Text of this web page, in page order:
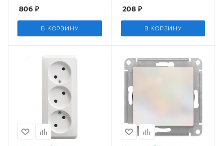
806 ₽
В КОРЗИНУ
208₽
В КОРЗИНУ